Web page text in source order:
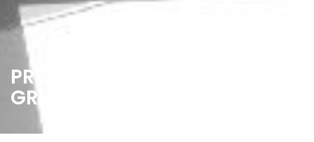
PROJEKT MIT DER
GRUNDSCHULE